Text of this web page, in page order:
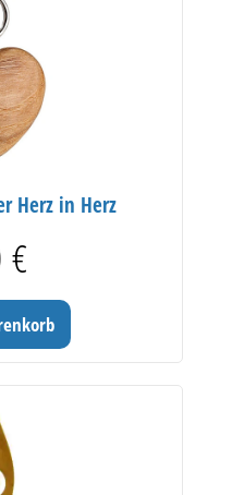
Herz in Herz
€